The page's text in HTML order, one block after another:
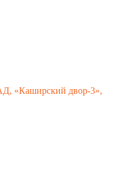
«Каширский двор-3»,